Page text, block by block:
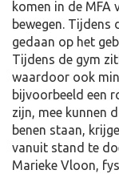
komen in de MFA
bewegen. Tijdens
gedaan op het
Tijdens de gym
waardoor ook
bijvoorbeeld een
zijn, mee kunnen
benen staan,
vanuit stand te
Marieke Vloon,